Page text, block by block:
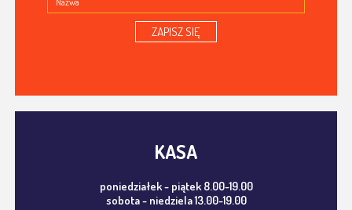
ZAPISZ SIĘ
KASA
poniedziałek - piątek 8.00-19.00
sobota - niedziela 13.00-19.00